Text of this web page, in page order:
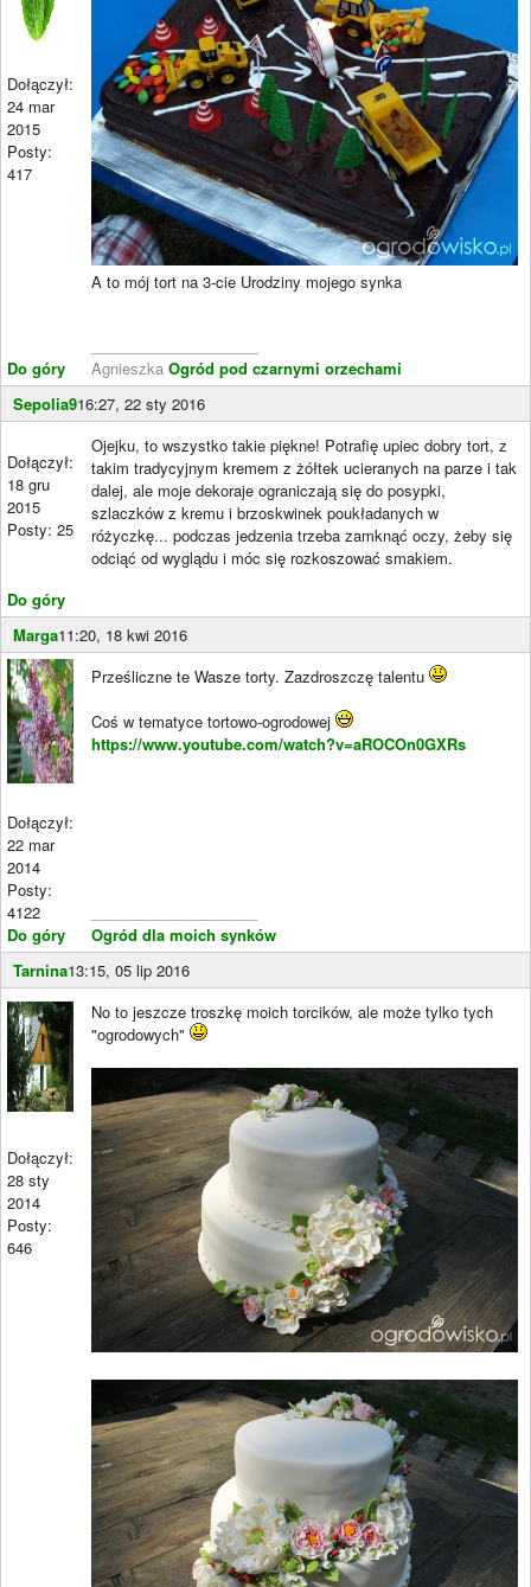
Dołączył:
24 mar
2015
Posty:
417
Do góry
A to mój tort na 3-cie Urodziny mojego synka
Agnieszka Ogród pod czarnymi orzechami
Sepolia916:27, 22 sty 2016
Dołączył:
18 gru
2015
Posty: 25
Do góry
Ojejku, to wszystko takie piękne! Potrafię upiec dobry tort, z
takim tradycyjnym kremem z żółtek ucieranych na parze i tak
dalej, ale moje dekoraje ograniczają się do posypki,
szlaczków z kremu i brzoskwinek poukładanych w
różyczkę... podczas jedzenia trzeba zamknąć oczy, żeby się
odciąć od wyglądu i móc się rozkoszować smakiem.
Marga11:20, 18 kwi 2016
Dołączył:
22 mar
2014
Posty:
4122
Do góry
Prześliczne te Wasze torty. Zazdroszczę talentu
Coś w tematyce tortowo-ogrodowej
https://www.youtube.com/watch?v=aROCOn0GXRs
Ogród dla moich synków
Tarnina13:15, 05 lip 2016
Dołączył:
28 sty
2014
Posty:
646
No to jeszcze troszkę moich torcików, ale może tylko tych
"ogrodowych"